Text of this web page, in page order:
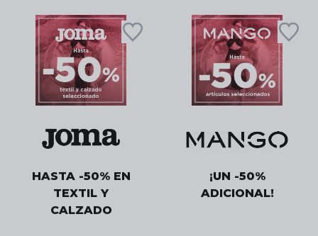
HASTA -50% EN
TEXTIL Y
CALZADO
¡UN -50%
ADICIONAL!